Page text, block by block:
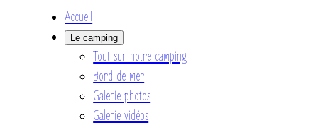
Accueil
Le camping
Tout sur notre camping
Bord de mer
Galerie photos
Galerie vidéos